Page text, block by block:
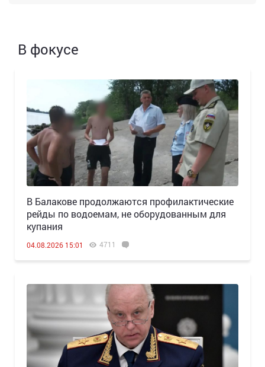
В фокусе
В Балакове продолжаются профилактические
рейды по водоемам, не оборудованным для
купания
04.08.2026 15:01 4711